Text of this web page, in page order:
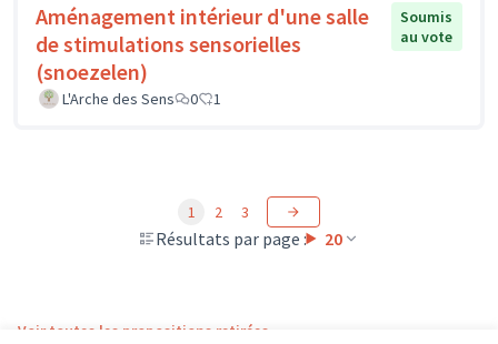
Aménagement intérieur d'une salle
de stimulations sensorielles
(snoezelen)
Soumis
au vote
L'Arche des Sens 0 1
Résultats par page : 20
1 2 3
Voir toutes les propositions retirées